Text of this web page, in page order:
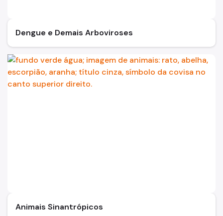
Dengue e Demais Arboviroses
Animais Sinantrópicos